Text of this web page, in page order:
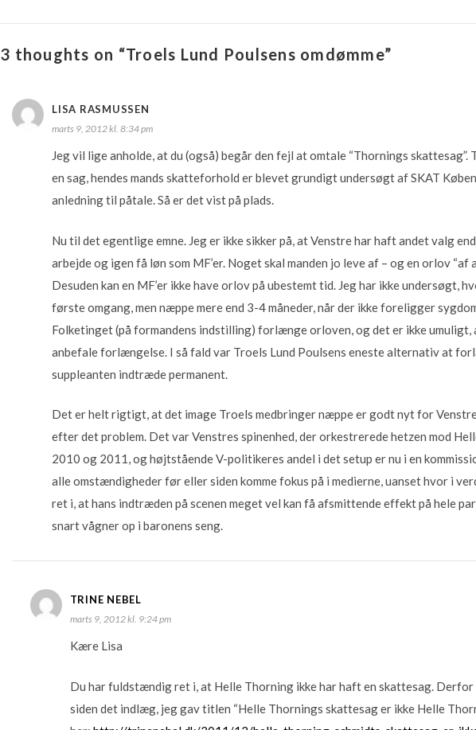
3 thoughts on “Troels Lund Poulsens omdømme”
LISA RASMUSSEN
marts 9, 2012 kl. 8:34 pm
Jeg vil lige anholde, at du (også) begår den fejl at omtale “Thornings
en sag, hendes mands skatteforhold er blevet grundigt undersøgt af SKAT
anledning til påtale. Så er det vist på plads.
Nu til det egentlige emne. Jeg er ikke sikker på, at Venstre har haft andet valg
arbejde og igen få løn som MF’er. Noget skal manden jo leve af – og en orlov “af
Desuden kan en MF’er ikke have orlov på ubestemt tid. Jeg har ikke undersøgt,
første omgang, men næppe mere end 3-4 måneder, når der ikke foreligger
Folketinget (på formandens indstilling) forlænge orloven, og det er ikke umuligt,
anbefale forlængelse. I så fald var Troels Lund Poulsens eneste alternativ at
suppleanten indtræde permanent.
Det er helt rigtigt, at det image Troels medbringer næppe er godt nyt for
efter det problem. Det var Venstres spinenhed, der orkestrerede hetzen mod
2010 og 2011, og højtstående V-politikeres andel i det setup er nu i en
alle omstændigheder før eller siden komme fokus på i medierne, uanset hvor i
ret i, at hans indtræden på scenen meget vel kan få afsmittende effekt på hele
snart vågner op i baronens seng.
TRINE NEBEL
marts 9, 2012 kl. 9:24 pm
Kære Lisa
Du har fuldstændig ret i, at Helle Thorning ikke har haft en skattesag.
siden det indlæg, jeg gav titlen “Helle Thornings skattesag er ikke Helle